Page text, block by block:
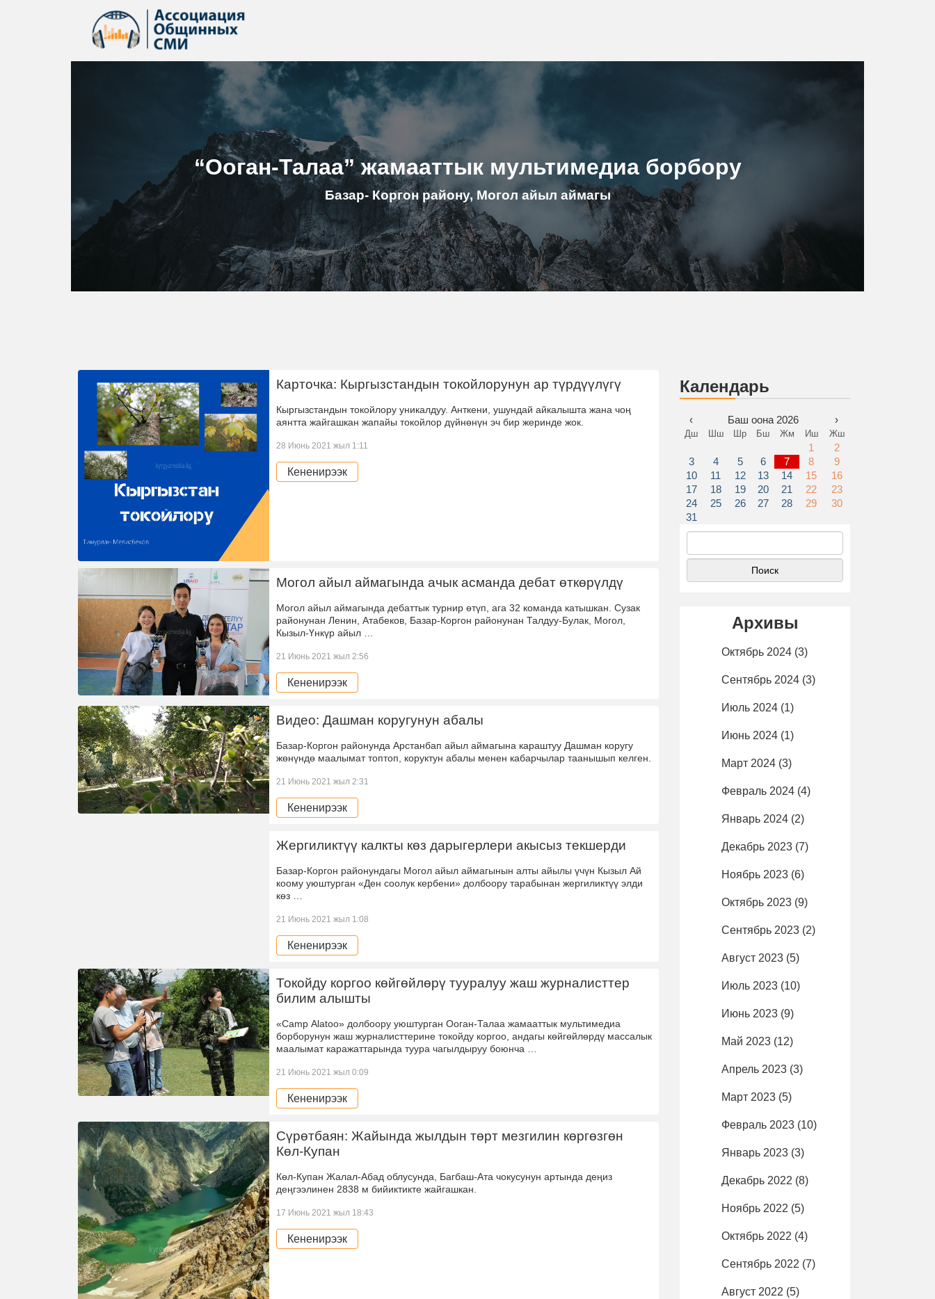
“Ооган-Талаа” жамааттык мультимедиа борбору
Базар- Коргон району, Могол айыл аймагы
Карточка: Кыргызстандын токойлорунун ар түрдүүлүгү
Кыргызстандын токойлору уникалдуу. Анткени, ушундай айкалышта жана чоң
аянтта жайгашкан жапайы токойлор дүйнөнүн эч бир жеринде жок.
28 Июнь 2021 жыл 1:11
Кененирээк
Могол айыл аймагында ачык асманда дебат өткөрүлдү
Могол айыл аймагында дебаттык турнир өтүп, ага 32 команда катышкан. Сузак
районунан Ленин, Атабеков, Базар-Коргон районунан Талдуу-Булак, Могол,
Кызыл-Үнкүр айыл …
21 Июнь 2021 жыл 2:56
Кененирээк
Видео: Дашман коругунун абалы
Базар-Коргон районунда Арстанбап айыл аймагына караштуу Дашман коругу
жөнүндө маалымат топтоп, коруктун абалы менен кабарчылар таанышып келген.
21 Июнь 2021 жыл 2:31
Кененирээк
Жергиликтүү калкты көз дарыгерлери акысыз текшерди
Базар-Коргон районундагы Могол айыл аймагынын алты айылы үчүн Кызыл Ай
коому уюштурган «Ден соолук кербени» долбоору тарабынан жергиликтүү элди
көз …
21 Июнь 2021 жыл 1:08
Кененирээк
Токойду коргоо көйгөйлөрү тууралуу жаш журналисттер
билим алышты
«Camp Аlatoo» долбоору уюштурган Ооган-Талаа жамааттык мультимедиа
борборунун жаш журналисттерине токойду коргоо, андагы көйгөйлөрдү массалык
маалымат каражаттарында туура чагылдыруу боюнча …
21 Июнь 2021 жыл 0:09
Кененирээк
Сүрөтбаян: Жайында жылдын төрт мезгилин көргөзгөн
Көл-Купан
Көл-Купан Жалал-Абад облусунда, Багбаш-Ата чокусунун артында деңиз
деңгээлинен 2838 м бийиктикте жайгашкан.
17 Июнь 2021 жыл 18:43
Кененирээк
Календарь
‹ Баш оона 2026 ›
Дш Шш Шр Бш Жм Иш Жш
1
2
3
4 5 6 7 8
9
10
11 12 13 14 15
16
17
18 19 20 21 22
23
24
25 26 27 28 29
30
31
Найти:
Архивы
Октябрь 2024 (3)
Сентябрь 2024 (3)
Июль 2024 (1)
Июнь 2024 (1)
Март 2024 (3)
Февраль 2024 (4)
Январь 2024 (2)
Декабрь 2023 (7)
Ноябрь 2023 (6)
Октябрь 2023 (9)
Сентябрь 2023 (2)
Август 2023 (5)
Июль 2023 (10)
Июнь 2023 (9)
Май 2023 (12)
Апрель 2023 (3)
Март 2023 (5)
Февраль 2023 (10)
Январь 2023 (3)
Декабрь 2022 (8)
Ноябрь 2022 (5)
Октябрь 2022 (4)
Сентябрь 2022 (7)
Август 2022 (5)